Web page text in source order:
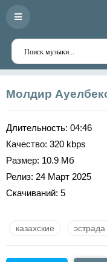
Молдир
Длительность: 04:46
Качество: 320 kbps
Размер: 10.9 Мб
Релиз: 24 Март 2025
Скачиваний: 5
казахские эстрада